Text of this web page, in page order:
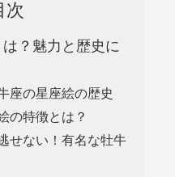
次
？魅力と歴史に
座の星座絵の歴史
の特徴とは？
せない！有名な牡牛